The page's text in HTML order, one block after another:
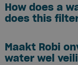
How does a
does this
Maakt Robi
water wel